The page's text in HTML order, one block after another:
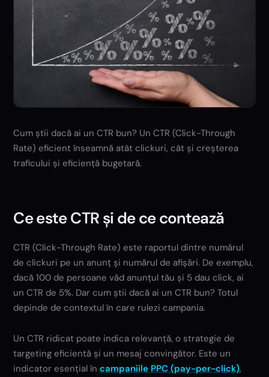
Cum știi dacă ai un CTR bun? Un CTR (Click-Through
Rate) eficient înseamnă atât clickuri, cât și creșterea
traficului și eficiență bugetară.
Ce este CTR și de ce contează
CTR (Click-Through Rate) este raportul dintre numărul
de clickuri pe un anunț și numărul de afișări. De exemplu,
dacă 100 de persoane văd anunțul tău și 5 dau click, ai
un CTR de 5%. Dar cum știi dacă ai un CTR bun? Totul
depinde de contextul în care rulezi campania.
Un CTR ridicat poate indica relevanță, o strategie de
targeting eficientă și un mesaj convingător. Este un
indicator esențial încampaniile PPC (pay-per-click),